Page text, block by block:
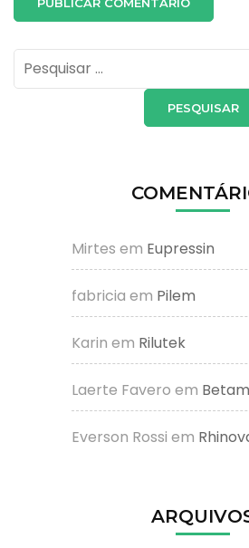
Pesquisar
por:
Mirtes em Eupressin
fabricia em Pilem
Karin em Rilutek
Laerte Favero em
Everson Rossi em